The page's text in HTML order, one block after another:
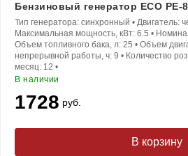
Бензиновый генератор ECO PE-
Тип генератора: синхронный • Двигатель:
Максимальная мощность, кВт: 6.5 •
Объем топливного бака, л: 25 • Объем
непрерывной работы, ч: 9 • Количество
месяц: 12 •
В наличии
1728 руб.
В корзину